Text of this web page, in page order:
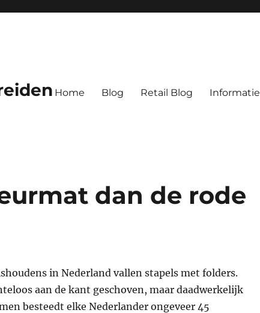
Home Blog Retail Blog Informatie
dan de rode
in Nederland vallen stapels met folders.
aan de kant geschoven, maar daadwerkelijk
besteedt elke Nederlander ongeveer 45